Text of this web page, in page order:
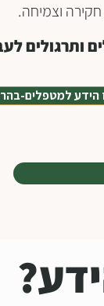
חקירה וצמיחה.
ותרגולים
הידע למטפלים-